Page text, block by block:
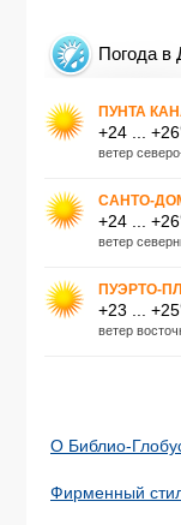
Погода в
ПУНТА
+24 ...
ветер
САНТО-
+24 ...
ветер
ПУЭРТО-
+23 ...
ветер
О Библио-
Фирменный